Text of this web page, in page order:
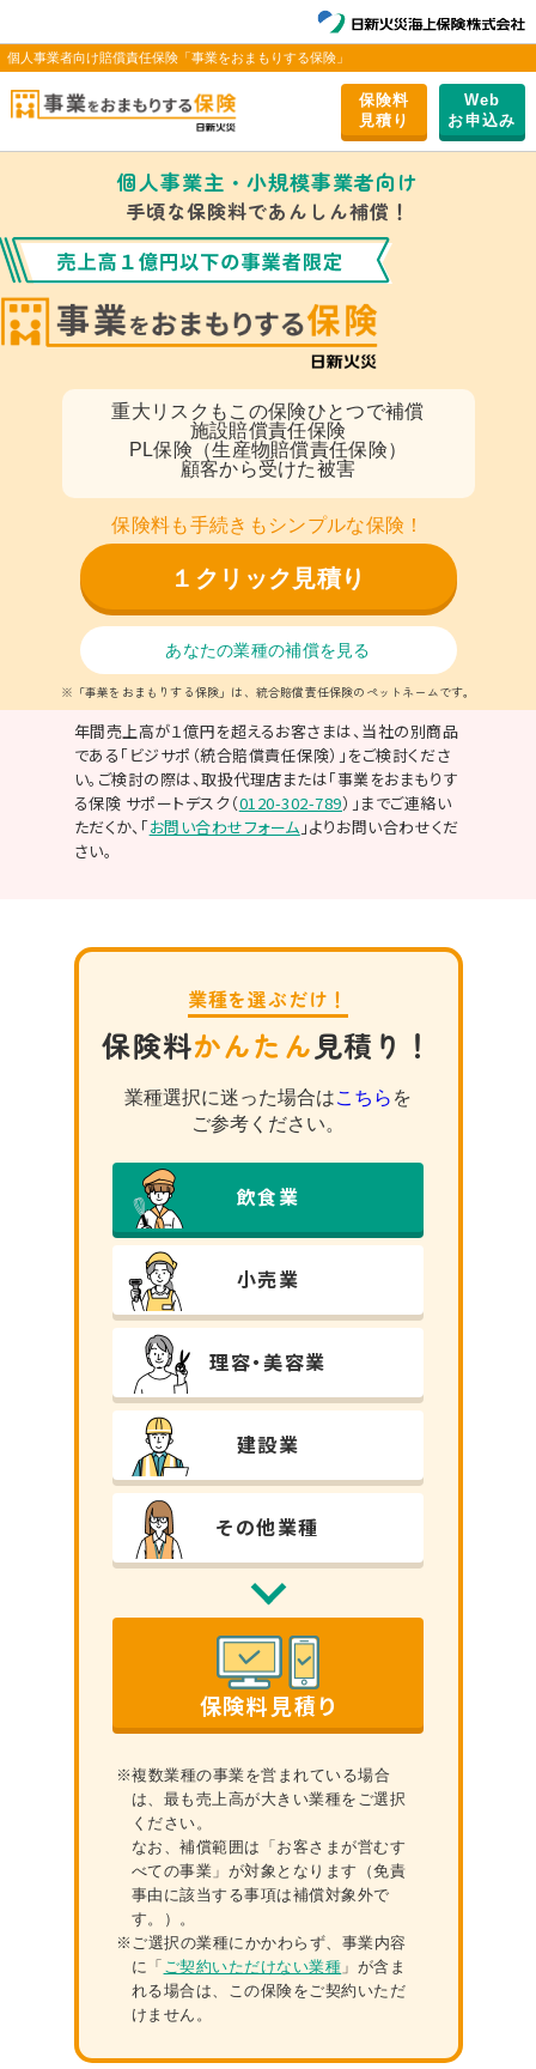
個人事業者向け賠償責任保険「事業をおまもりする保険」
保険料
⾒積り
Web
お申込み
個人事業主・小規模事業者向け
手頃な保険料であんしん補償！
重大リスク もこの保険ひとつで補償
施設賠償責任保険
PL保険（生産物賠償責任保険）
顧客から受けた被害
保険料も手続きもシンプルな保険！
１クリック見積り
あなたの業種の補償を見る
※「事業をおまもりする保険」は、統合賠償責任保険のペットネームです。
年間売上高が１億円を超えるお客さまは、当社の別商品
である「ビジサポ（統合賠償責任保険）」をご検討くださ
い。ご検討の際は、取扱代理店または「事業をおまもりす
る保険 サポートデスク（0120-302-789）」までご連絡い
ただくか、「お問い合わせフォーム 」よりお問い合わせくだ
さい。
業種を選ぶだけ！
保険料かんたん見積り！
業種選択に迷った場合はこちら を
ご参考ください。
飲⾷業
小売業
理容・美容業
建設業
その他業種
保険料見積り
※複数業種の事業を営まれている場合
は、最も売上⾼が⼤きい業種をご選択
ください。
なお、補償範囲は「お客さまが営むす
べての事業」が対象となります（免責
事由に該当する事項は補償対象外で
す。）。
※ご選択の業種にかかわらず、事業内容
に「 ご契約いただけない業種 」が含ま
れる場合は、この保険をご契約いただ
けません。